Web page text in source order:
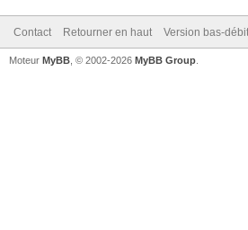
Contact Retourner en haut Version bas-
Moteur MyBB , © 2002-2026 MyBB Group